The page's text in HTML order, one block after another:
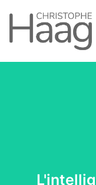
Navigation